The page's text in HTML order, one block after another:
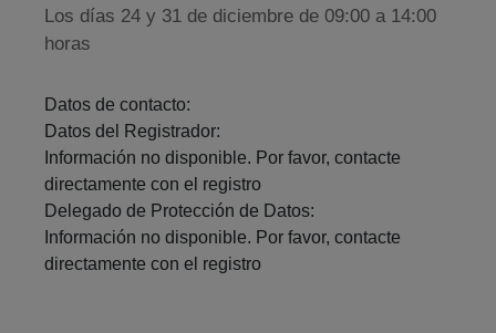
Los días 24 y 31 de diciembre de 09:00 a 14:00
horas
Datos de contacto:
Datos del Registrador:
Información no disponible. Por favor, contacte
directamente con el registro
Delegado de Protección de Datos:
Información no disponible. Por favor, contacte
directamente con el registro